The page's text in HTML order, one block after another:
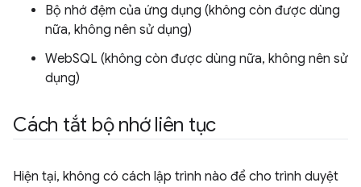
Bộ nhớ đệm của ứng dụng (không còn được dùng
nữa, không nên sử dụng)
WebSQL (không còn được dùng nữa, không nên sử
dụng)
Cách tắt bộ nhớ liên tục
Hiện tại, không có cách lập trình nào để cho trình duyệt